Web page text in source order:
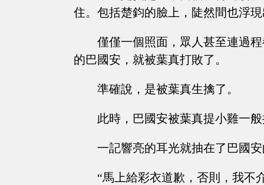
住。包括楚鈞的臉上，陡然間也浮
僅僅一個照面，眾人甚至連過
的巴國安，就被葉真打敗了。
準確說，是被葉真生擒了。
此時，巴國安被葉真提小雞一
一記響亮的耳光就抽在了巴國
“馬上給彩衣道歉，否則，我不